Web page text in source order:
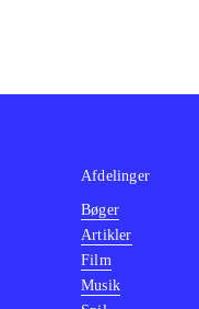
Afdelinger
Bøger
Artikler
Film
Musik